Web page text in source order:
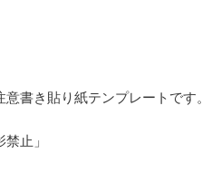
書き貼り紙テンプレートです。
止」